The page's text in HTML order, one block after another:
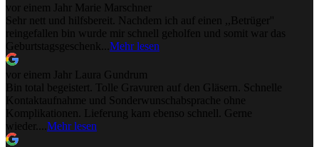
vor einem Jahr
Marie Marschner
Sehr nett und hilfsbereit. Nachdem ich auf einen ,,Betrüger''
reingefallen bin wurde mir schnell geholfen und somit war das
Geburtstagsgeschenk... Mehr lesen
vor einem Jahr
Laura Gundrum
Bin total begeistert. Tolle Gravuren auf den Gläsern. Schnelle
Kontaktaufnahme und Sonderwunschabsprache ohne
Komplikationen. Lieferung kam ebenso schnell. Gerne
wieder.... Mehr lesen